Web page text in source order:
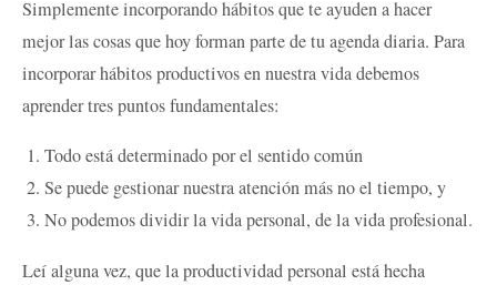
Simplemente incorporando hábitos que te ayuden a hacer
mejor las cosas que hoy forman parte de tu agenda diaria. Para
incorporar hábitos productivos en nuestra vida debemos
aprender tres puntos fundamentales:
Todo está determinado por el sentido común
Se puede gestionar nuestra atención más no el tiempo, y
No podemos dividir la vida personal, de la vida profesional.
Leí alguna vez, que la productividad personal está hecha